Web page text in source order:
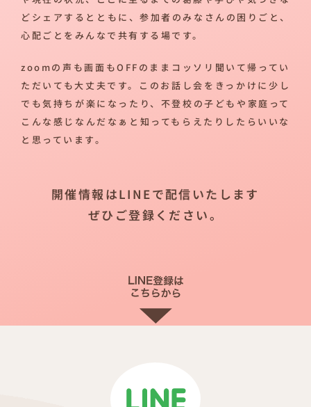
どシェアするとともに、参加者のみなさんの困りごと、
心配ごとをみんなで共有する場です。
zoomの声も画面もOFFのままコッソリ聞いて帰ってい
ただいても大丈夫です。このお話し会をきっかけに少し
でも気持ちが楽になったり、不登校の子どもや家庭って
こんな感じなんだなぁと知ってもらえたりしたらいいな
と思っています。
開催情報はLINEで配信いたします
ぜひご登録ください。